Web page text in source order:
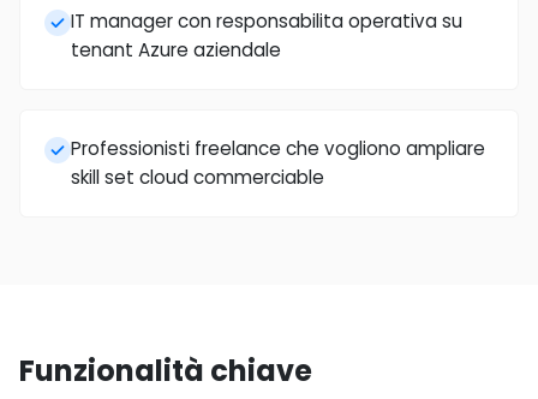
IT manager con responsabilita operativa su
tenant Azure aziendale
Professionisti freelance che vogliono ampliare
skill set cloud commerciable
Funzionalità chiave